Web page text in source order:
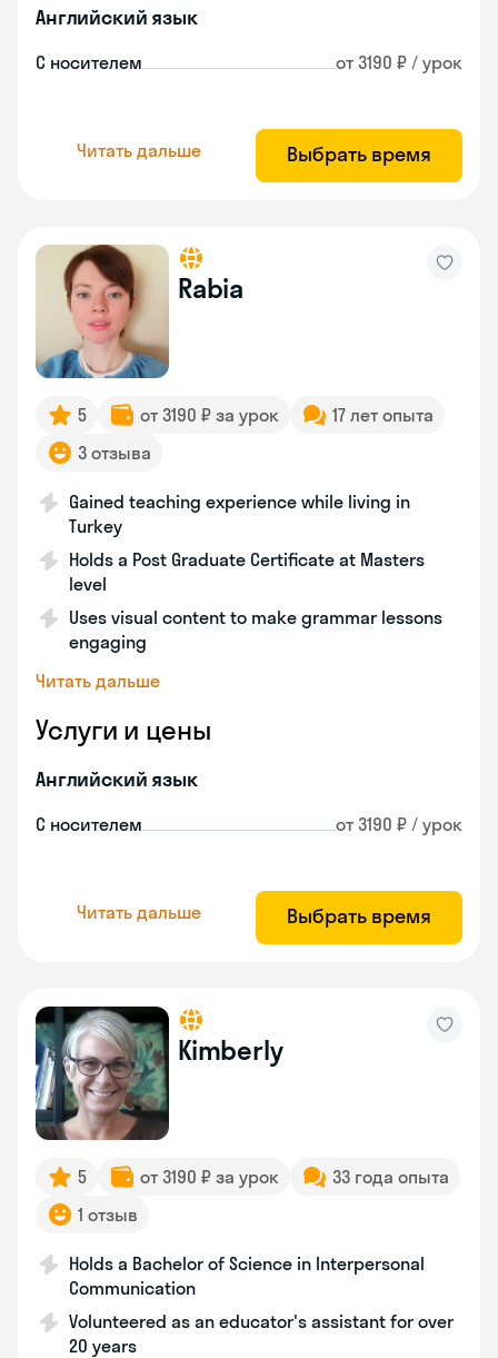
Английский язык
С носителем от 3190 ₽ / урок
Читать дальше Выбрать время
Rabia
5 от 3190 ₽ за урок
17 лет опыта
3 отзыва
Gained teaching experience while living in
Turkey
Holds a Post Graduate Certificate at Masters
level
Uses visual content to make grammar lessons
engaging
Читать дальше
Услуги и цены
Английский язык
С носителем от 3190 ₽ / урок
Читать дальше Выбрать время
Kimberly
5 от 3190 ₽ за урок
33 года опыта
1 отзыв
Holds a Bachelor of Science in Interpersonal
Communication
Volunteered as an educator's assistant for over
20 years